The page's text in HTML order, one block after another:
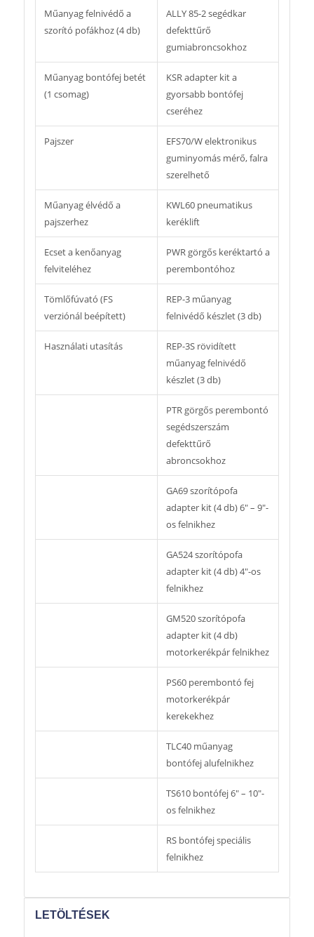
Műanyag felnivédő a
szorító pofákhoz (4 db)
ALLY 85-2 segédkar
defekttűrő
gumiabroncsokhoz
Műanyag bontófej betét
(1 csomag)
KSR adapter kit a
gyorsabb bontófej
cseréhez
Pajszer
EFS70/W elektronikus
guminyomás mérő, falra
szerelhető
Műanyag élvédő a
pajszerhez
KWL60 pneumatikus
keréklift
Ecset a kenőanyag
felviteléhez
PWR görgős keréktartó a
perembontóhoz
Tömlőfúvató (FS
verziónál beépített)
REP-3 műanyag
felnivédő készlet (3 db)
Használati utasítás
REP-3S rövidített
műanyag felnivédő
készlet (3 db)
PTR görgős perembontó
segédszerszám
defekttűrő
abroncsokhoz
GA69 szorítópofa
adapter kit (4 db) 6″ – 9″-
os felnikhez
GA524 szorítópofa
adapter kit (4 db) 4″-os
felnikhez
GM520 szorítópofa
adapter kit (4 db)
motorkerékpár felnikhez
PS60 perembontó fej
motorkerékpár
kerekekhez
TLC40 műanyag
bontófej alufelnikhez
TS610 bontófej 6″ – 10″-
os felnikhez
RS bontófej speciális
felnikhez
LETÖLTÉSEK